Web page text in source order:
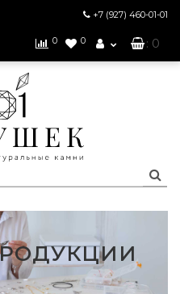
+7 (927) 460-01-01
0 0 : 0